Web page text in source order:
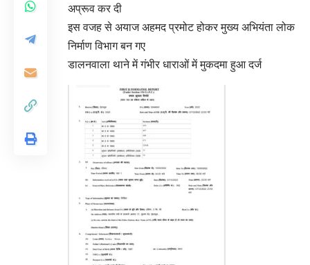
अप्रूव कर दी
इस वजह से अयाज अहमद प्रमोट होकर मुख्य अभियंता लोक
निर्माण विभाग बन गए
डालनवाला थाने में गंभीर धाराओं में मुकदमा हुआ दर्ज